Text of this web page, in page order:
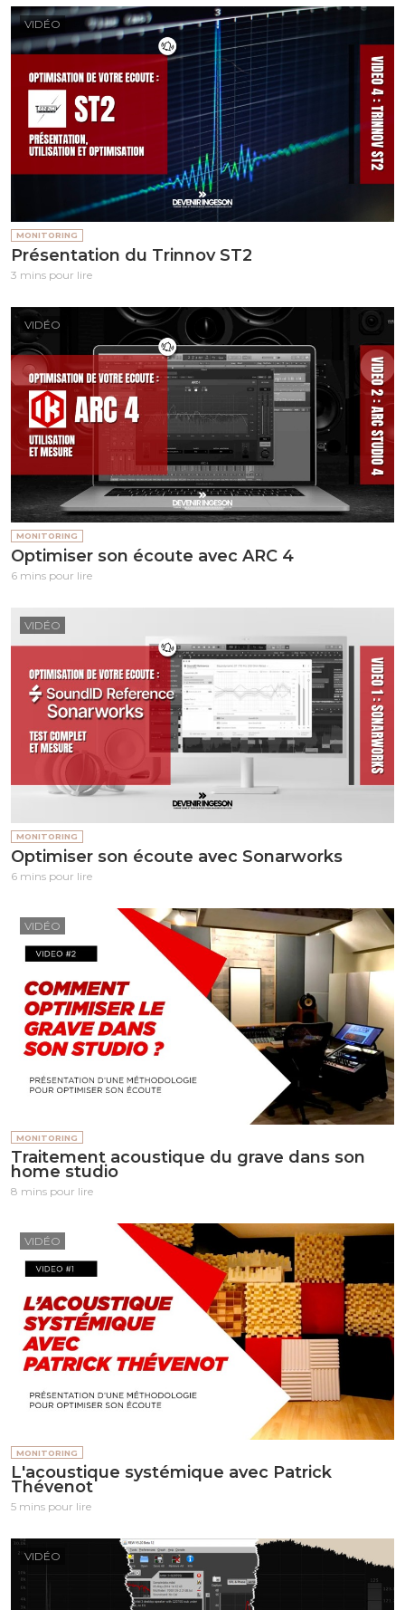
VIDÉO
MONITORING
Présentation du Trinnov ST2
3 mins pour lire
VIDÉO
MONITORING
Optimiser son écoute avec ARC 4
6 mins pour lire
VIDÉO
MONITORING
Optimiser son écoute avec Sonarworks
6 mins pour lire
VIDÉO
MONITORING
Traitement acoustique du grave dans son
home studio
8 mins pour lire
VIDÉO
MONITORING
L'acoustique systémique avec Patrick
Thévenot
5 mins pour lire
VIDÉO